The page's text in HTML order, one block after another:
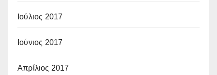
Ιούλιος 2017
Ιούνιος 2017
Απρίλιος 2017